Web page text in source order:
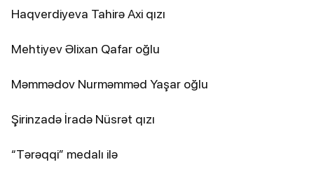
Haqverdiyeva Tahirə Axi qızı
Mehtiyev Əlixan Qafar oğlu
Məmmədov Nurməmməd Yaşar oğlu
Şirinzadə İradə Nüsrət qızı
“Tərəqqi” medalı ilə